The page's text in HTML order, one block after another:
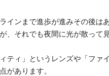
ンまで進歩が進みその後は
、それでも夜間に光が散って
ィ」というレンズや「ファ
があります。